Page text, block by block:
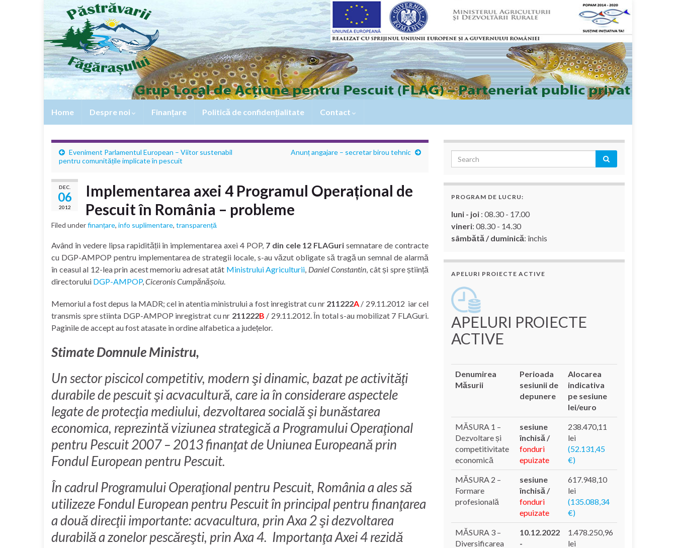
Home Despre noi Finanțare Politică de confidențialitate Contact
Eveniment Parlamentul European – Viitor sustenabil
pentru comunitățile implicate în pescuit
Anunț angajare – secretar birou tehnic
DEC.
06
2012
Implementarea axei 4 Programul Operațional de
Pescuit în România – probleme
Filed underfinanțare, info suplimentare, transparență
Având în vedere lipsa rapidității în implementarea axei 4 POP, 7 din cele 12 FLAGuri semnatare de contracte
cu DGP-AMPOP pentru implementarea de strategii locale, s-au văzut obligate să tragă un semnal de alarmă
în ceasul al 12-lea prin acest memoriu adresat atât Ministrului Agriculturii, Daniel Constantin, cât și spre știință
directorului DGP-AMPOP,Ciceronis Cumpănășoiu.
Memoriul a fost depus la MADR; cel in atentia ministrului a fost inregistrat cu nr 211222A / 29.11.2012 iar cel
transmis spre stiinta DGP-AMPOP inregistrat cu nr 211222B / 29.11.2012. În total s-au mobilizat 7 FLAGuri.
Paginile de accept au fost atasate in ordine alfabetica a județelor.
Stimate Domnule Ministru,
Un sector piscicol competitiv, modern şi dinamic, bazat pe activităţi
durabile de pescuit şi acvacultură, care ia în considerare aspectele
legate de protecţia mediului, dezvoltarea socială şi bunăstarea
economica, reprezintă viziunea strategică a Programului Operaţional
pentru Pescuit 2007 – 2013 finanţat de Uniunea Europeană prin
Fondul European pentru Pescuit.
În cadrul Programului Operaţional pentru Pescuit, România a ales să
utilizeze Fondul European pentru Pescuit în principal pentru finanţarea
a două direcţii importante: acvacultura, prin Axa 2 şi dezvoltarea
durabilă a zonelor pescăreşti, prin Axa 4. Importanţa Axei 4 rezidă
PROGRAM DE LUCRU:
luni - joi : 08.30 - 17.00
vineri: 08.30 - 14.30
sâmbătă / duminică: închis
APELURI PROIECTE ACTIVE
APELURI PROIECTE
ACTIVE
Denumirea
Măsurii
Perioada
sesiunii de
depunere
Alocarea
indicativa
pe sesiune
lei/euro
MĂSURA 1 –
Dezvoltare și
competitivitate
economică
sesiune
închisă /
fonduri
epuizate
238.470,11
lei
(52.131,45
€)
MĂSURA 2 –
Formare
profesională
sesiune
închisă /
fonduri
epuizate
617.948,10
lei
(135.088,34
€)
MĂSURA 3 –
Diversificarea
10.12.2022
-
1.478.250,96
lei